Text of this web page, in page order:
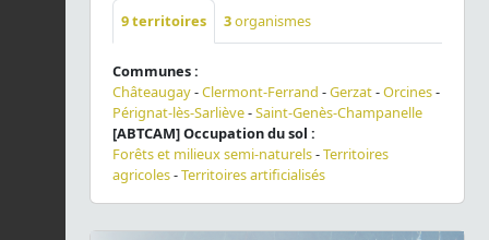
9territoires 3organismes
Communes :
Châteaugay-Clermont-Ferrand -Gerzat-Orcines-
Pérignat-lès-Sarliève-Saint-Genès-Champanelle
[ABTCAM] Occupation du sol :
Forêts et milieux semi-naturels-Territoires
agricoles-Territoires artificialisés